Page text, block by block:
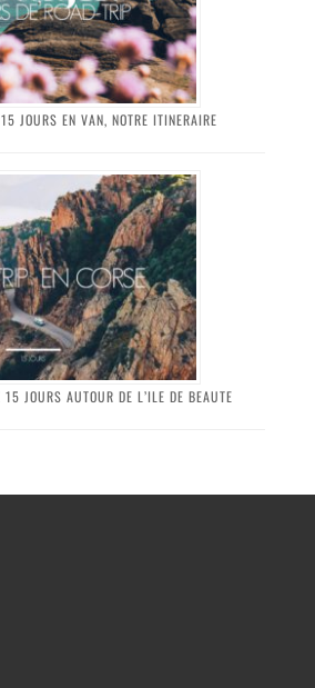
JOURS EN VAN, NOTRE ITINERAIRE
JOURS AUTOUR DE L’ILE DE BEAUTE